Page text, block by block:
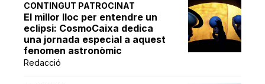
CONTINGUT PATROCINAT
El millor lloc per entendre un
eclipsi: CosmoCaixa dedica
una jornada especial a aquest
fenomen astronòmic
Redacció